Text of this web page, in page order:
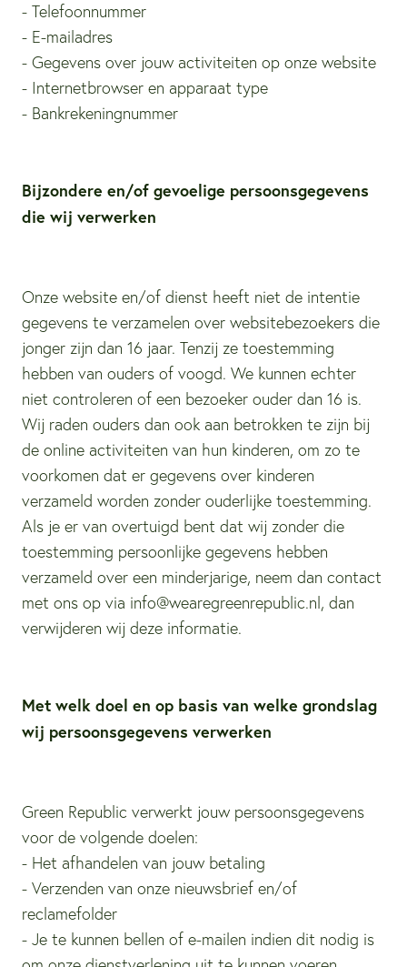
- Telefoonnummer
- E-mailadres
- Gegevens over jouw activiteiten op onze website
- Internetbrowser en apparaat type
- Bankrekeningnummer
Bijzondere en/of gevoelige persoonsgegevens
die wij verwerken
Onze website en/of dienst heeft niet de intentie
gegevens te verzamelen over websitebezoekers die
jonger zijn dan 16 jaar. Tenzij ze toestemming
hebben van ouders of voogd. We kunnen echter
niet controleren of een bezoeker ouder dan 16 is.
Wij raden ouders dan ook aan betrokken te zijn bij
de online activiteiten van hun kinderen, om zo te
voorkomen dat er gegevens over kinderen
verzameld worden zonder ouderlijke toestemming.
Als je er van overtuigd bent dat wij zonder die
toestemming persoonlijke gegevens hebben
verzameld over een minderjarige, neem dan contact
met ons op via info@wearegreenrepublic.nl, dan
verwijderen wij deze informatie.
Met welk doel en op basis van welke grondslag
wij persoonsgegevens verwerken
Green Republic verwerkt jouw persoonsgegevens
voor de volgende doelen:
- Het afhandelen van jouw betaling
- Verzenden van onze nieuwsbrief en/of
reclamefolder
- Je te kunnen bellen of e-mailen indien dit nodig is